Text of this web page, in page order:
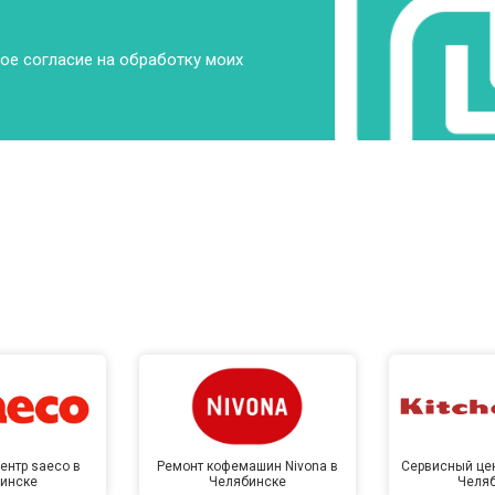
от 70 мин
согласие на обработку моих
saeco в
Ремонт кофемашин Nivona в
Челябинске
Сервисный